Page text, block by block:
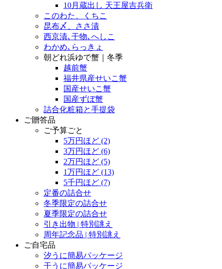
10月蔵出し 天王屋吉兵衛
このわた、くちこ
昆布〆、ささ漬
西京漬､干物､へしこ
わかめ､らっきょ
朝どれ浜ゆで蟹｜冬季
越前蟹
福井県産せいこ蟹
国産せいこ蟹
国産ずぼ蟹
詰合化粧箱と手提袋
ご贈答品
ご予算ごと
5万円ほど (2)
3万円ほど (6)
2万円ほど (5)
1万円ほど (13)
5千円ほど (7)
定番の詰合せ
冬季限定の詰合せ
夏季限定の詰合せ
引き出物 | 特別誂え
周年記念品 | 特別誂え
ご自宅品
汐うに簡易パッケージ
干うに簡易パッケージ